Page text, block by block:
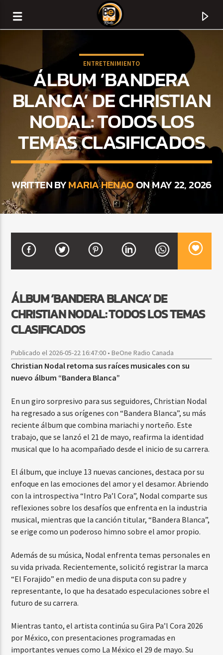
CURRENT TRACK
TITLE
ARTIST
9:00 AM 11:00 AM
ENTRETENIMIENTO
ÁLBUM ‘BANDERA
BLANCA’ DE CHRISTIAN
NODAL: TODOS LOS
TEMAS CLASIFICADOS
WRITTEN BYMARIA HENAOON MAY 22, 2026
ÁLBUM ‘BANDERA BLANCA’ DE
CHRISTIAN NODAL: TODOS LOS TEMAS
CLASIFICADOS
Publicado el 2026-05-22 16:47:00 • BeOne Radio Canada
Christian Nodal retoma sus raíces musicales con su
nuevo álbum “Bandera Blanca”
En un giro sorpresivo para sus seguidores, Christian Nodal
ha regresado a sus orígenes con “Bandera Blanca”, su más
reciente álbum que combina mariachi y norteño. Este
trabajo, que se lanzó el 21 de mayo, reafirma la identidad
musical que lo ha acompañado desde el inicio de su carrera.
El álbum, que incluye 13 nuevas canciones, destaca por su
enfoque en las emociones del amor y el desamor. Abriendo
con la introspectiva “Intro Pa’l Cora”, Nodal comparte sus
reflexiones sobre los desafíos que enfrenta en la industria
musical, mientras que la canción titular, “Bandera Blanca”,
se erige como un poderoso himno sobre el amor propio.
Además de su música, Nodal enfrenta temas personales en
su vida privada. Recientemente, solicitó registrar la marca
“El Forajido” en medio de una disputa con su padre y
representante, lo que ha desatado especulaciones sobre el
futuro de su carrera.
Mientras tanto, el artista continúa su Gira Pa’l Cora 2026
por México, con presentaciones programadas en
importantes venues como La México el 29 de mayo. Su